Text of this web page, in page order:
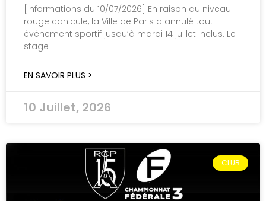
[Informations du 10/07/2026] En raison du niveau
rouge canicule, la Ville de Paris a annulé tout
évènement sportif jusqu’à mardi 14 juillet inclus. Le
stage
EN SAVOIR PLUS >
10 Juillet, 2026
CLUB